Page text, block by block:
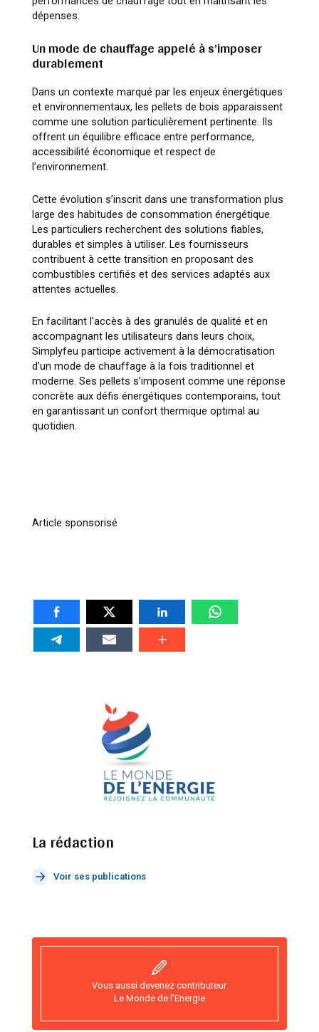
dépenses.
Un mode de chauffage appelé à s’imposer
durablement
Dans un contexte marqué par les enjeux énergétiques
et environnementaux, les pellets de bois apparaissent
comme une solution particulièrement pertinente. Ils
offrent un équilibre efficace entre performance,
accessibilité économique et respect de
l’environnement.
Cette évolution s’inscrit dans une transformation plus
large des habitudes de consommation énergétique.
Les particuliers recherchent des solutions fiables,
durables et simples à utiliser. Les fournisseurs
contribuent à cette transition en proposant des
combustibles certifiés et des services adaptés aux
attentes actuelles.
En facilitant l’accès à des granulés de qualité et en
accompagnant les utilisateurs dans leurs choix,
Simplyfeu participe activement à la démocratisation
d’un mode de chauffage à la fois traditionnel et
moderne. Ses pellets s’imposent comme une réponse
concrète aux défis énergétiques contemporains, tout
en garantissant un confort thermique optimal au
quotidien.
Article sponsorisé
La rédaction
Voir ses publications
Vous aussi devenez contributeur
Le Monde de l’Energie